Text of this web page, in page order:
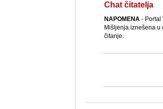
Chat čitatelja
NAPOMENA- Portal
Mišljenja iznešena u
čitanje.